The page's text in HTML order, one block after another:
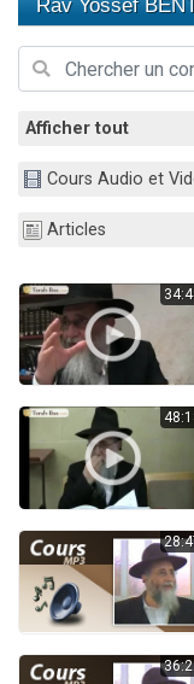
Rav Yossef
Afficher tout
Cours Audio et
Articles